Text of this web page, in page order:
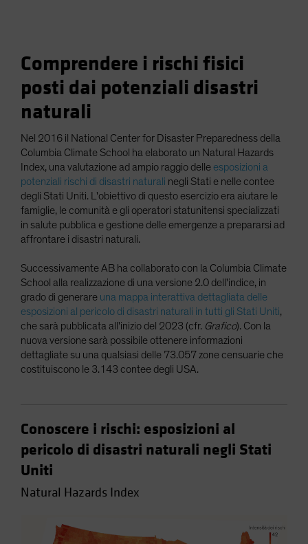
Comprendere i rischi fisici
posti dai potenziali disastri
naturali
Nel 2016 il National Center for Disaster Preparedness della
Columbia Climate School ha elaborato un Natural Hazards
Index, una valutazione ad ampio raggio delle esposizioni a
potenziali rischi di disastri naturali negli Stati e nelle contee
degli Stati Uniti. L'obiettivo di questo esercizio era aiutare le
famiglie, le comunità e gli operatori statunitensi specializzati
in salute pubblica e gestione delle emergenze a prepararsi ad
affrontare i disastri naturali.
Successivamente AB ha collaborato con la Columbia Climate
School alla realizzazione di una versione 2.0 dell'indice, in
grado di generare una mappa interattiva dettagliata delle
esposizioni al pericolo di disastri naturali in tutti gli Stati Uniti,
che sarà pubblicata all'inizio del 2023 (cfr. Grafico). Con la
nuova versione sarà possibile ottenere informazioni
dettagliate su una qualsiasi delle 73.057 zone censuarie che
costituiscono le 3.143 contee degli USA.
Conoscere i rischi: esposizioni al
pericolo di disastri naturali negli Stati
Uniti
Natural Hazards Index